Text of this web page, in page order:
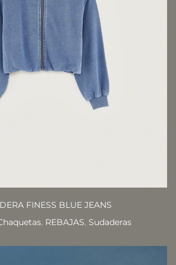
FINESS BLUE JEANS
, REBAJAS, Sudaderas